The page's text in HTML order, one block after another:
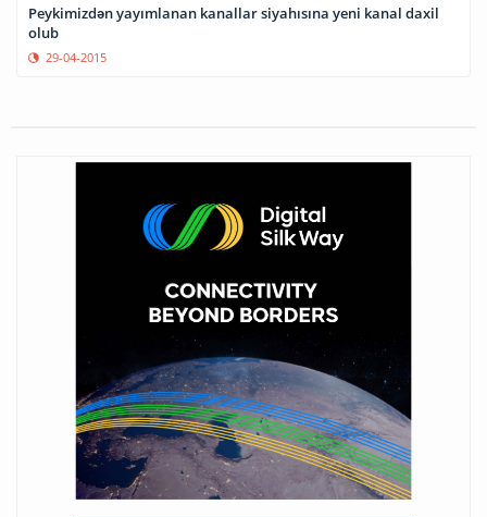
Peykimizdən yayımlanan kanallar siyahısına yeni kanal daxil
olub
29-04-2015